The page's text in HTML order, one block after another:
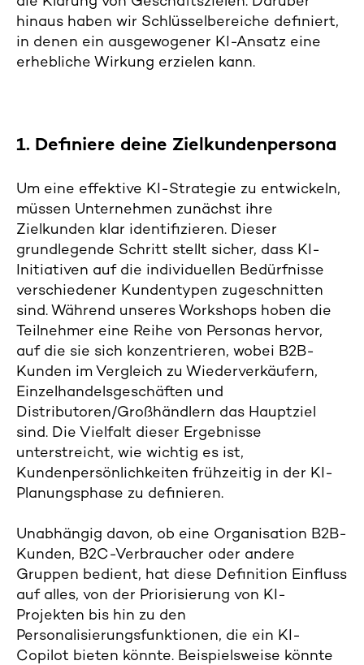
hinaus haben wir Schlüsselbereiche definiert,
in denen ein ausgewogener KI-Ansatz eine
erhebliche Wirkung erzielen kann.
1. Definiere deine Zielkundenpersona
Um eine effektive KI-Strategie zu entwickeln,
müssen Unternehmen zunächst ihre
Zielkunden klar identifizieren. Dieser
grundlegende Schritt stellt sicher, dass KI-
Initiativen auf die individuellen Bedürfnisse
verschiedener Kundentypen zugeschnitten
sind. Während unseres Workshops hoben die
Teilnehmer eine Reihe von Personas hervor,
auf die sie sich konzentrieren, wobei B2B-
Kunden im Vergleich zu Wiederverkäufern,
Einzelhandelsgeschäften und
Distributoren/Großhändlern das Hauptziel
sind. Die Vielfalt dieser Ergebnisse
unterstreicht, wie wichtig es ist,
Kundenpersönlichkeiten frühzeitig in der KI-
Planungsphase zu definieren.
Unabhängig davon, ob eine Organisation B2B-
Kunden, B2C-Verbraucher oder andere
Gruppen bedient, hat diese Definition Einfluss
auf alles, von der Priorisierung von KI-
Projekten bis hin zu den
Personalisierungsfunktionen, die ein KI-
Copilot bieten könnte. Beispielsweise könnte